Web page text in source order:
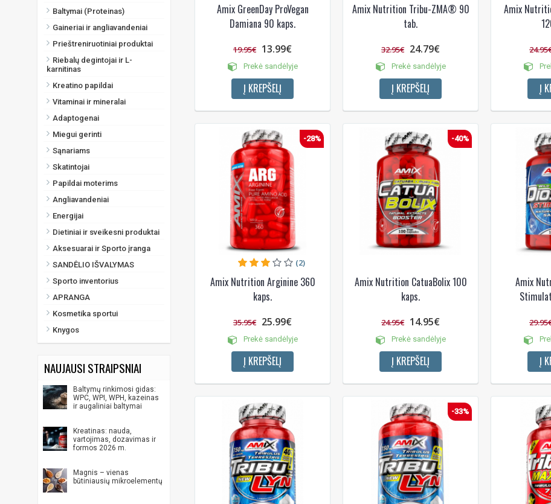
Baltymai (Proteinas)
Gaineriai ir angliavandeniai
Prieštreniruotiniai produktai
Riebalų degintojai ir L-
karnitinas
Kreatino papildai
Vitaminai ir mineralai
Adaptogenai
Miegui gerinti
Sąnariams
Skatintojai
Papildai moterims
Angliavandeniai
Energijai
Dietiniai ir sveikesni produktai
Aksesuarai ir Sporto įranga
SANDĖLIO IŠVALYMAS
Sporto inventorius
APRANGA
Kosmetika sportui
Knygos
NAUJAUSI STRAIPSNIAI
Baltymų rinkimosi gidas:
WPC, WPI, WPH, kazeinas
ir augaliniai baltymai
Kreatinas: nauda,
vartojimas, dozavimas ir
formos 2026 m.
Magnis – vienas
būtiniausių mikroelementų
Amix GreenDay ProVegan
Damiana 90 kaps.
19.95€ 13.99€
Prekė sandėlyje
Į KREPŠELĮ
Amix Nutrition Tribu-ZMA® 90
tab.
32.95€ 24.79€
Prekė sandėlyje
Į KREPŠELĮ
Amix
Į
-28%
Amix Nutrition Arginine 360
kaps.
(2)
35.95€ 25.99€
Prekė sandėlyje
Į KREPŠELĮ
-40%
Amix Nutrition CatuaBolix 100
kaps.
24.95€ 14.95€
Prekė sandėlyje
Į KREPŠELĮ
Amix
Į
-33%